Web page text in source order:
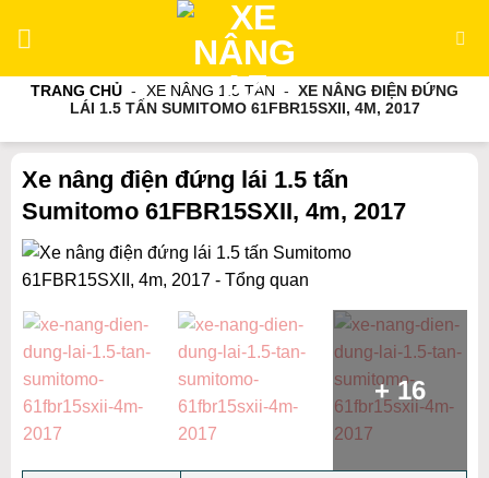
dungTRANG CHỦ - XE NÂNG 1.5 TẤN - XE NÂNG ĐIỆN ĐỨNG
LÁI 1.5 TẤN SUMITOMO 61FBR15SXII, 4M, 2017
Xe nâng điện đứng lái 1.5 tấn
Sumitomo 61FBR15SXII, 4m, 2017
+ 16